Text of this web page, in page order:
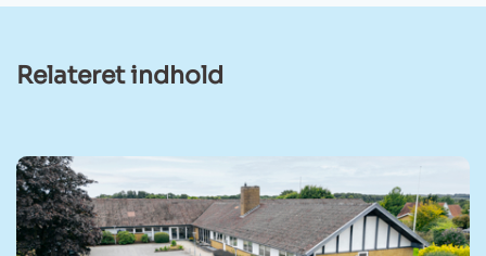
Relateret indhold